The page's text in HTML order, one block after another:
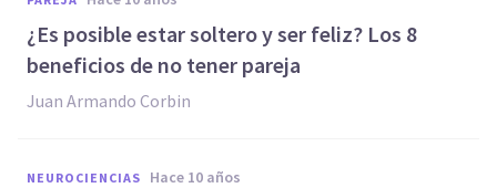
¿Es posible estar soltero y ser feliz? Los 8
beneficios de no tener pareja
Juan Armando Corbin
NEUROCIENCIAS hace 10 años